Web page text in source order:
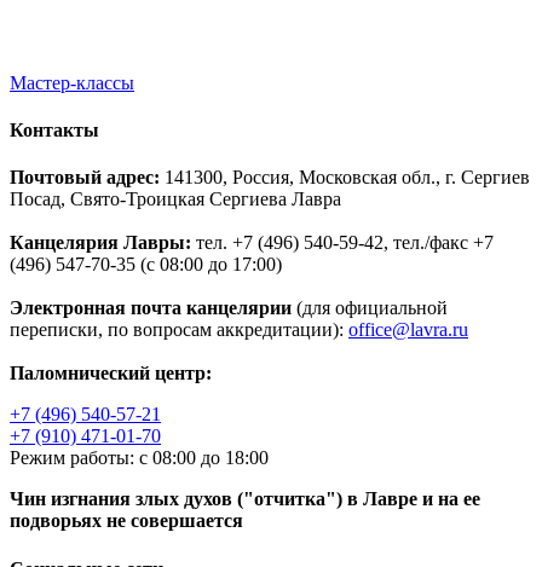
Мастер-классы
Контакты
Почтовый адрес: 141300, Россия, Московская обл., г. Сергиев
Посад, Свято-Троицкая Сергиева Лавра
Канцелярия Лавры: тел. +7 (496) 540-59-42, тел./факс +7
(496) 547-70-35 (с 08:00 до 17:00)
Электронная почта канцелярии (для официальной
переписки, по вопросам аккредитации): office@lavra.ru
Паломнический центр:
+7 (496) 540-57-21
+7 (910) 471-01-70
Режим работы: с 08:00 до 18:00
Чин изгнания злых духов ("отчитка") в Лавре и на ее
подворьях не совершается